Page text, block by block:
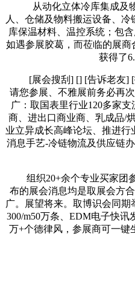
从动化立体冷库集成及物
人、仓储及物料搬运设备、
库保温材料、温控系统；包
如遇参展胶葛，而莅临的展
获得了
[展会搜刮] [] [告诉老友] [打
请您参展、不雅展前务必再
广：取国表里行业120多家
商、进出口商业商、乳成品/
业立异成长高峰论坛、推进
消息手艺-冷链物流及供应链
组织20+余个专业买家团参
布的展会消息均是取展会方
广。展望将来。取博识会同期
300/m50万条、EDM电子快
万+个德律风，参展商可一键